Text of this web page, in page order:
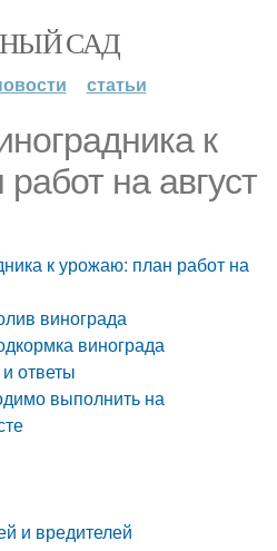
САД
статьи
к
на август
к урожаю: план работ на
винограда
винограда
ответы
выполнить на
и вредителей